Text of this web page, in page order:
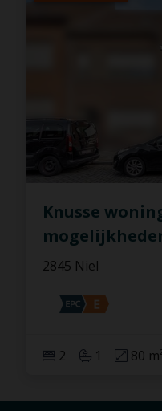
Knusse
2845 Niel
2 1 80